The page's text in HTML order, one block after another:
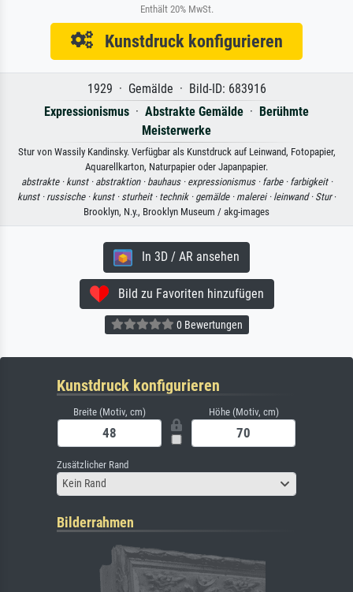
Enthält 20% MwSt.
Kunstdruck konfigurieren
1929 · Gemälde · Bild-ID: 683916
Expressionismus · Abstrakte Gemälde · Berühmte
Meisterwerke
Stur von Wassily Kandinsky. Verfügbar als Kunstdruck auf Leinwand, Fotopapier,
Aquarellkarton, Naturpapier oder Japanpapier.
abstrakte · kunst · abstraktion · bauhaus · expressionismus · farbe · farbigkeit ·
kunst · russische · kunst · sturheit · technik · gemälde · malerei · leinwand · Stur·
Brooklyn, N.y., Brooklyn Museum / akg-images
In 3D / AR ansehen
Bild zu Favoriten hinzufügen
0 Bewertungen
Kunstdruck konfigurieren
Breite (Motiv, cm) Höhe (Motiv, cm)
Zusätzlicher Rand
Kein Rand
Bilderrahmen